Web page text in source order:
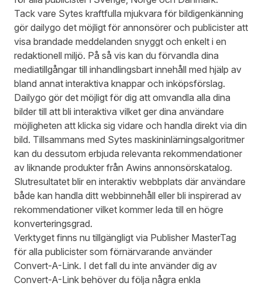
Tack vare Sytes kraftfulla mjukvara för bildigenkänning
gör dailygo det möjligt för annonsörer och publicister att
visa brandade meddelanden snyggt och enkelt i en
redaktionell miljö. På så vis kan du förvandla dina
mediatillgångar till inhandlingsbart innehåll med hjälp av
bland annat interaktiva knappar och inköpsförslag.
Dailygo gör det möjligt för dig att omvandla alla dina
bilder till att bli interaktiva vilket ger dina användare
möjligheten att klicka sig vidare och handla direkt via din
bild. Tillsammans med Sytes maskininlärningsalgoritmer
kan du dessutom erbjuda relevanta rekommendationer
av liknande produkter från Awins annonsörskatalog.
Slutresultatet blir en interaktiv webbplats där användare
både kan handla ditt webbinnehåll eller bli inspirerad av
rekommendationer vilket kommer leda till en högre
konverteringsgrad.
Verktyget finns nu tillgängligt via Publisher MasterTag
för alla publicister som förnärvarande använder
Convert-A-Link. I det fall du inte använder dig av
Convert-A-Link behöver du följa några enkla